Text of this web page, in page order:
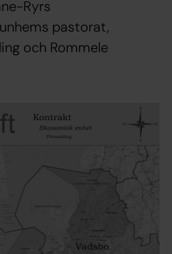
Ryrs
pastorat,
och Rommele